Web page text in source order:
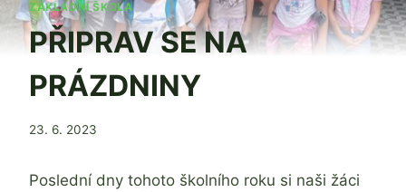
ZÁKLADNÍ ŠKOLA
PŘIPRAV SE NA
PRÁZDNINY
Od
23. 6. 2023
Poslední dny tohoto školního roku si naši žáci